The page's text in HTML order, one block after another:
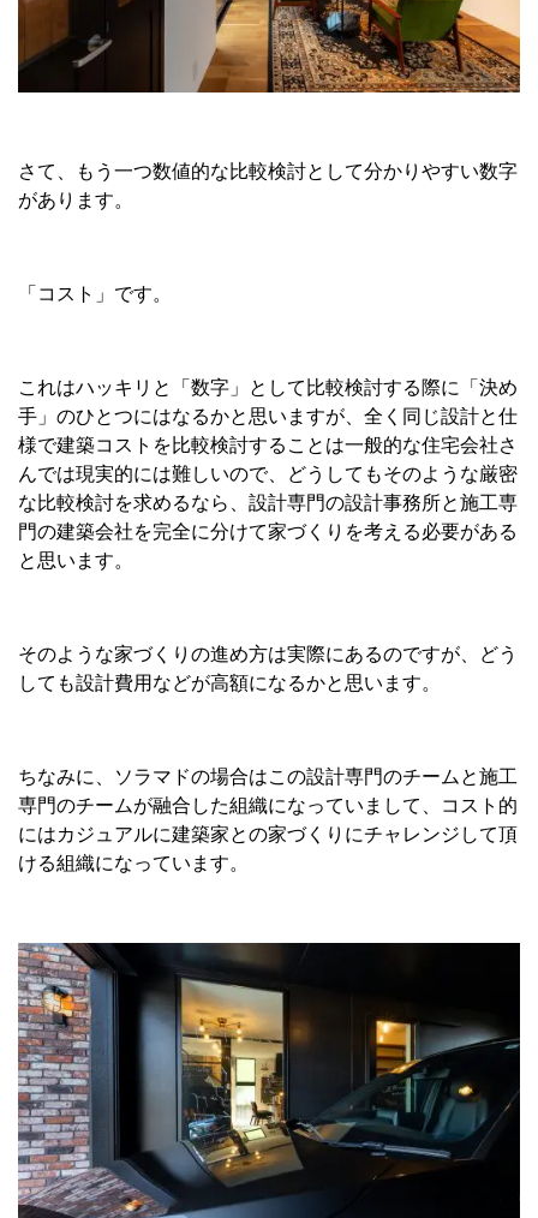
さて、もう一つ数値的な比較検討として分かりやすい数字
があります。
「コスト」です。
これはハッキリと「数字」として比較検討する際に「決め
手」のひとつにはなるかと思いますが、全く同じ設計と仕
様で建築コストを比較検討することは一般的な住宅会社さ
んでは現実的には難しいので、どうしてもそのような厳密
な比較検討を求めるなら、設計専門の設計事務所と施工専
門の建築会社を完全に分けて家づくりを考える必要がある
と思います。
そのような家づくりの進め方は実際にあるのですが、どう
しても設計費用などが高額になるかと思います。
ちなみに、ソラマドの場合はこの設計専門のチームと施工
専門のチームが融合した組織になっていまして、コスト的
にはカジュアルに建築家との家づくりにチャレンジして頂
ける組織になっています。